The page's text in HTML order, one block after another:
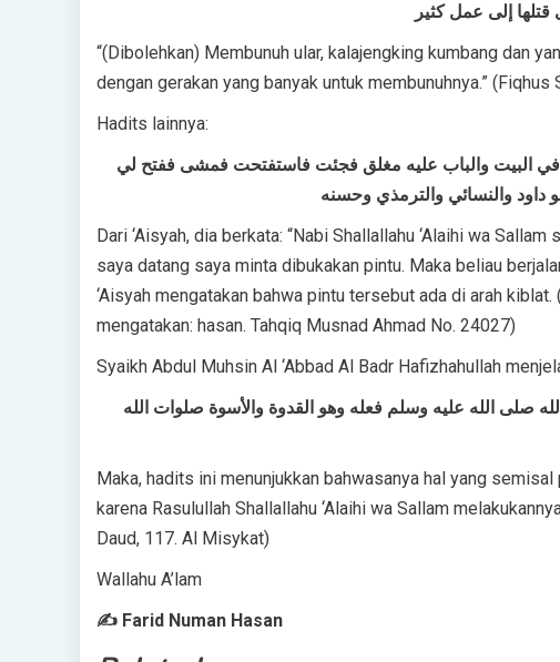
إلى عمل كثير
“(Dibolehkan) Membunuh ular, kalajengking kumbang dan
dengan gerakan yang banyak untuk membunuhnya.” (Fiqhus
Hadits lainnya:
البيت والباب عليه مغلق فجئت فاستفتحت فمشى ففتح لي
داود والنسائي والترمذي وحسنه
Dari ‘Aisyah, dia berkata: “Nabi Shallallahu ‘Alaihi wa
saya datang saya minta dibukakan pintu. Maka beliau
‘Aisyah mengatakan bahwa pintu tersebut ada di arah
mengatakan: hasan. Tahqiq Musnad Ahmad No. 24027)
Syaikh Abdul Muhsin Al ‘Abbad Al Badr Hafizhahullah
صلى الله عليه وسلم فعله وهو القدوة والأسوة صلوات الله
Maka, hadits ini menunjukkan bahwasanya hal yang
karena Rasulullah Shallallahu ‘Alaihi wa Sallam
Daud, 117. Al Misykat)
Wallahu A’lam
✍ Farid Numan Hasan